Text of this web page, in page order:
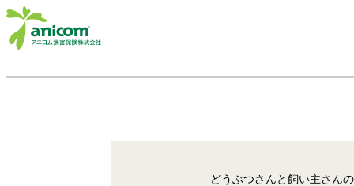
どうぶつさんと飼い主さん